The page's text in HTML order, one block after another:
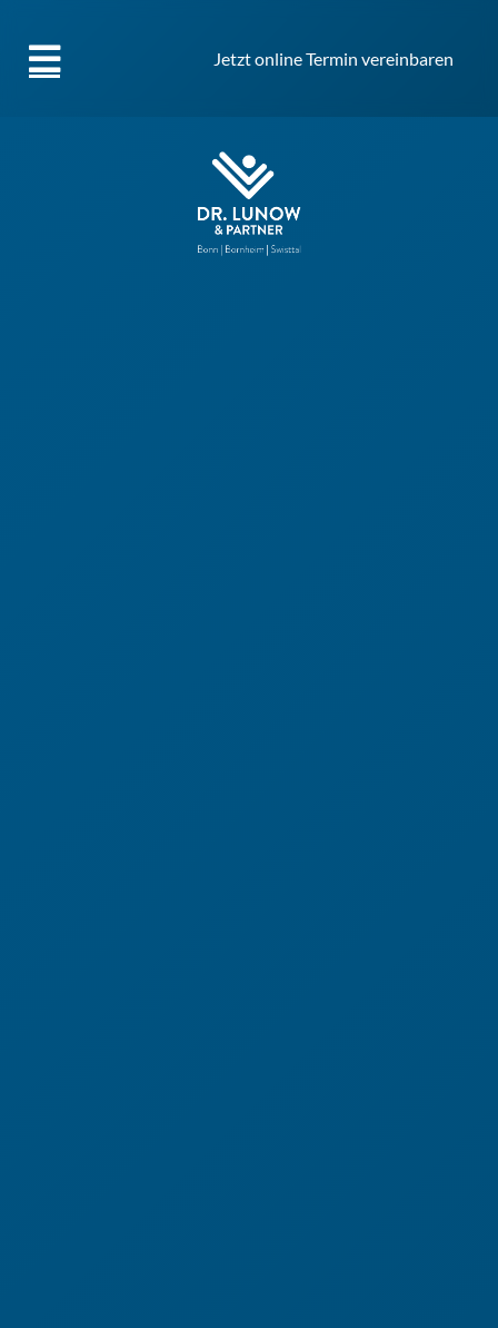
Jetzt online Termin vereinbaren